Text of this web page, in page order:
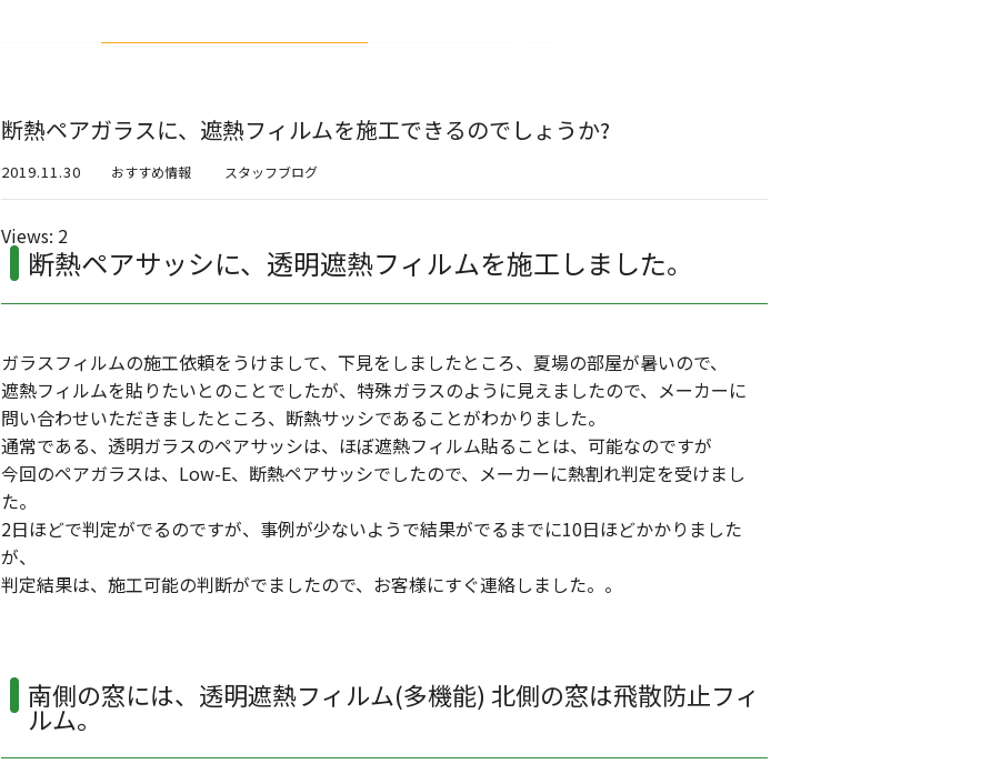
断熱ペアガラスに、遮熱フィルムを施工できるのでしょうか?
2019.11.30 おすすめ情報 スタッフブログ
Views: 2
断熱ペアサッシに、透明遮熱フィルムを施工しました。
ガラスフィルムの施工依頼をうけまして、下見をしましたところ、夏場の部屋が暑いので、
遮熱フィルムを貼りたいとのことでしたが、特殊ガラスのように見えましたので、メーカーに
問い合わせいただきましたところ、断熱サッシであることがわかりました。
通常である、透明ガラスのペアサッシは、ほぼ遮熱フィルム貼ることは、可能なのですが
今回のペアガラスは、Low-E、断熱ペアサッシでしたので、メーカーに熱割れ判定を受けまし
た。
2日ほどで判定がでるのですが、事例が少ないようで結果がでるまでに10日ほどかかりました
が、
判定結果は、施工可能の判断がでましたので、お客様にすぐ連絡しました。。
南側の窓には、透明遮熱フィルム(多機能) 北側の窓は飛散防止フィ
ルム。